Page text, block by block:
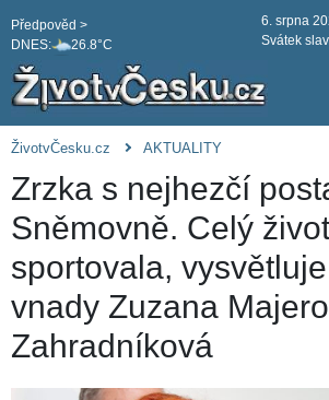
DNES: 26.8°C
Předpověd >
6. srpna
Svátek
ŽivotvČesku.cz AKTUALITY
Zrzka s nejhezčí
Sněmovně. Celý
sportovala,
vnady Zuzana
Zahradníková